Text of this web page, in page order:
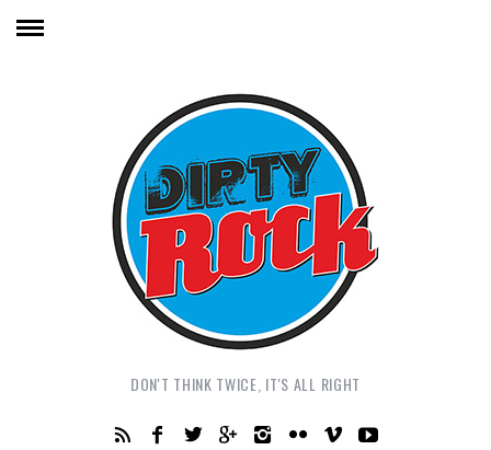
DON'T THINK TWICE, IT'S ALL RIGHT